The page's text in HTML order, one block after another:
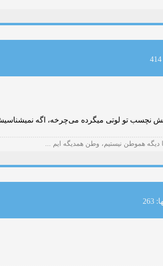
نچسب تو لوتی میگرده می‌چرخه، اگه
دیگه هموطن نیستیم، وطن همدیگه ایم ...